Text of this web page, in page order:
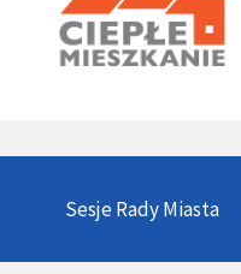
Sesje Rady Miasta